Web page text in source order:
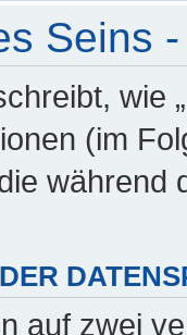
Seins
wie
(im
während
auf zwei